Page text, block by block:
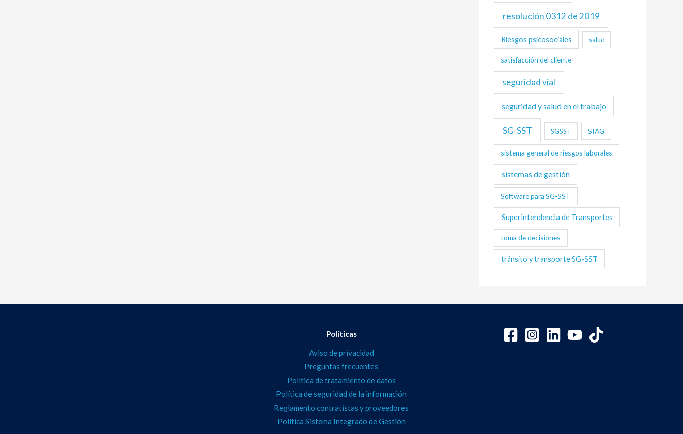
resolución 0312 de 2019
Riesgos psicosociales salud
satisfacción del cliente
seguridad vial
seguridad y salud en el trabajo
SG-SST SGSST SIAG
sistema general de riesgos laborales
sistemas de gestión
Software para SG-SST
Superintendencia de Transportes
toma de decisiones
tránsito y transporte SG-SST
Políticas
Aviso de privacidad
Preguntas frecuentes
Política de tratamiento de datos
Política de seguridad de la información
Reglamento contratistas y proveedores
Política Sistema Integrado de Gestión